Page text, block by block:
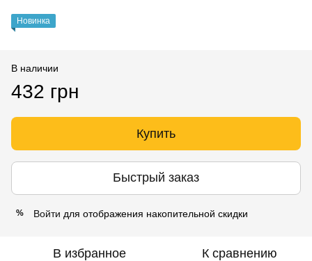
Новинка
В наличии
432 грн
Купить
Быстрый заказ
% Войти для отображения накопительной скидки
В избранное К сравнению